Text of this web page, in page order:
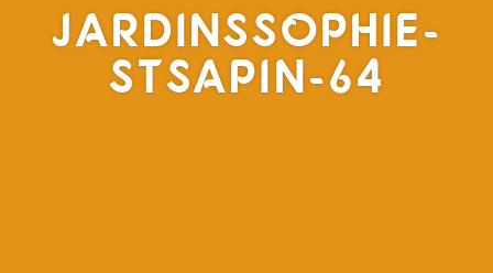
JARDINSSOPHIE-
STSAPIN-64